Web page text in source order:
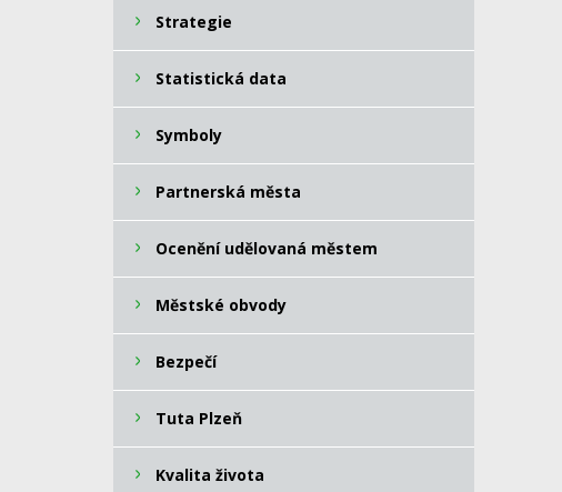
Strategie
Statistická data
Symboly
Partnerská města
Ocenění udělovaná městem
Městské obvody
Bezpečí
Tuta Plzeň
Kvalita života